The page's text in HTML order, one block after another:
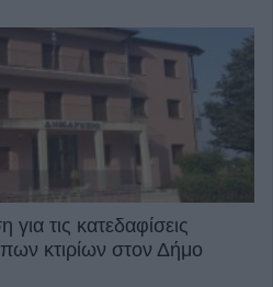
τις κατεδαφίσεις
κτιρίων στον Δήμο